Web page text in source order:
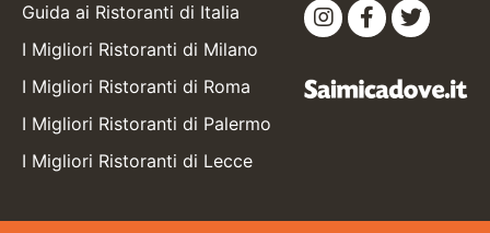
Guida ai Ristoranti di Italia
I Migliori Ristoranti di Milano
I Migliori Ristoranti di Roma
I Migliori Ristoranti di Palermo
I Migliori Ristoranti di Lecce